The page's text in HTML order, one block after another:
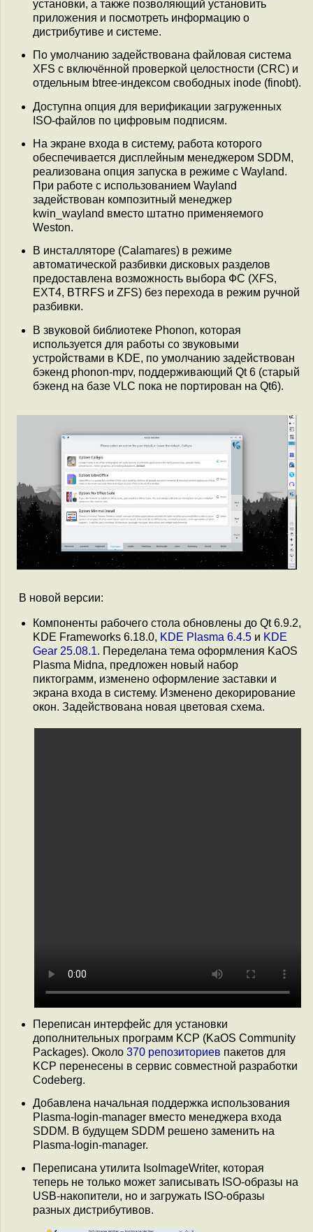
установки, а также позволяющий установить
приложения и посмотреть информацию о
дистрибутиве и системе.
По умолчанию задействована файловая система
XFS с включённой проверкой целостности (CRC) и
отдельным btree-индексом свободных inode (finobt).
Доступна опция для верификации загруженных
ISO-файлов по цифровым подписям.
На экране входа в систему, работа которого
обеспечивается дисплейным менеджером SDDM,
реализована опция запуска в режиме с Wayland.
При работе с использованием Wayland
задействован композитный менеджер
kwin_wayland вместо штатно применяемого
Weston.
В инсталляторе (Calamares) в режиме
автоматической разбивки дисковых разделов
предоставлена возможность выбора ФС (XFS,
EXT4, BTRFS и ZFS) без перехода в режим ручной
разбивки.
В звуковой библиотеке Phonon, которая
используется для работы со звуковыми
устройствами в KDE, по умолчанию задействован
бэкенд phonon-mpv, поддерживающий Qt 6 (старый
бэкенд на базе VLC пока не портирован на Qt6).
В новой версии:
Компоненты рабочего стола обновлены до Qt 6.9.2,
KDE Frameworks 6.18.0, KDE Plasma 6.4.5 и KDE
Gear 25.08.1. Переделана тема оформления KaOS
Plasma Midna, предложен новый набор
пиктограмм, изменено оформление заставки и
экрана входа в систему. Изменено декорирование
окон. Задействована новая цветовая схема.
Переписан интерфейс для установки
дополнительных программ KCP (KaOS Community
Packages). Около 370 репозиториев пакетов для
KCP перенесены в сервис совместной разработки
Codeberg.
Добавлена начальная поддержка использования
Plasma-login-manager вместо менеджера входа
SDDM. В будущем SDDM решено заменить на
Plasma-login-manager.
Переписана утилита IsoImageWriter, которая
теперь не только может записывать ISO-образы на
USB-накопители, но и загружать ISO-образы
разных дистрибутивов.